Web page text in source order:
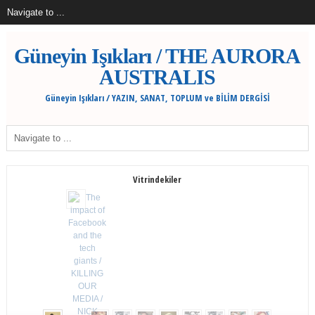
Güneyin Işıkları / THE AURORA
AUSTRALIS
Güneyin Işıkları / YAZIN, SANAT, TOPLUM ve BİLİM DERGİSİ
Vitrindekiler